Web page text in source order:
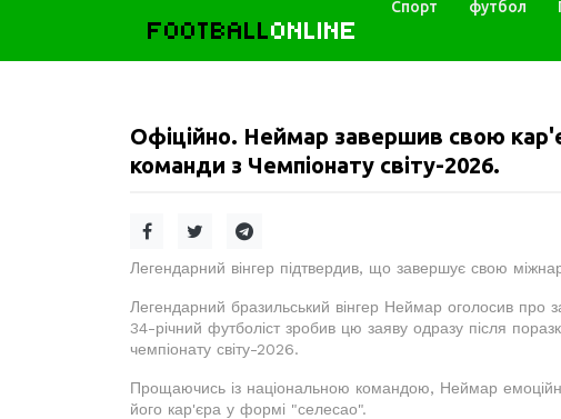
FOOTBALLONLINE
Спорт футбол
Офіційно. Неймар завершив свою
команди з Чемпіонату світу-2026.
Легендарний вінгер підтвердив, що завершує свою
Легендарний бразильський вінгер Неймар оголосив про
34-річний футболіст зробив цю заяву одразу після
чемпіонату світу-2026.
Прощаючись із національною командою, Неймар
його кар'єра у формі "селесао".